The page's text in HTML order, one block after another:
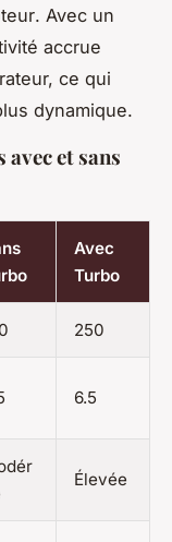
. Avec un
accrue
ce qui
dynamique.
et sans
Avec
Turbo
250
6.5
Élevée